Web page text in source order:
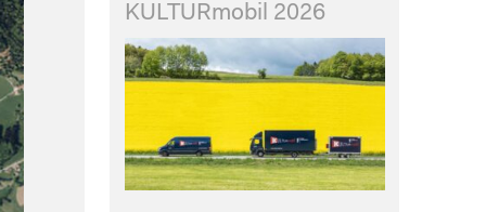
KULTURmobil 2026